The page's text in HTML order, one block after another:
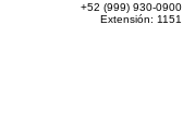
+52 (999) 930-0900
Extensión: 1151